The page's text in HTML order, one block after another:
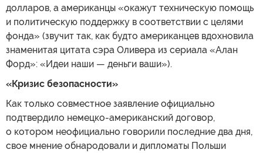
долларов, а американцы «окажут техническую помощь
и политическую поддержку в соответствии с целями
фонда» (звучит так, как будто американцев вдохновила
знаменитая цитата сэра Оливера из сериала «Алан
Форд»: «Идеи наши — деньги ваши»).
«Кризис безопасности»
Как только совместное заявление официально
подтвердило немецко-американский договор,
о котором неофициально говорили последние два дня,
свое мнение обнародовали и дипломаты Польши